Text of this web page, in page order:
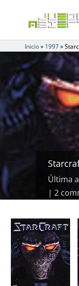
Inicio» 1997»
Última
2